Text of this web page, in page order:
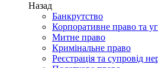
Назад
Банкрутство
Корпоративне право та
Митне право
Кримінальне право
Реєстрація та супровід